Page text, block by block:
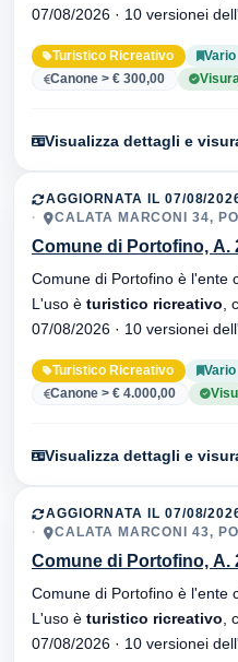
07/08/2026 · 10 versionei
Turistico Ricreativo Vario
Canone > € 300,00
Visualizza dettagli e
AGGIORNATA IL 07/08/
CALATA MARCONI 34,
Comune di Portofino, A.
Comune di Portofino è l'ente
L'uso è turistico ricreativo ,
07/08/2026 · 10 versionei
Turistico Ricreativo Vario
Canone > € 4.000,00
Visualizza dettagli e
AGGIORNATA IL 07/08/
CALATA MARCONI 43,
Comune di Portofino, A.
Comune di Portofino è l'ente
L'uso è turistico ricreativo ,
07/08/2026 · 10 versionei